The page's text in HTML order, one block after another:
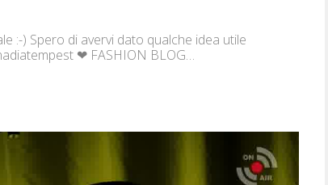
:-) Spero di avervi dato qualche idea utile
❤ FASHION BLOG